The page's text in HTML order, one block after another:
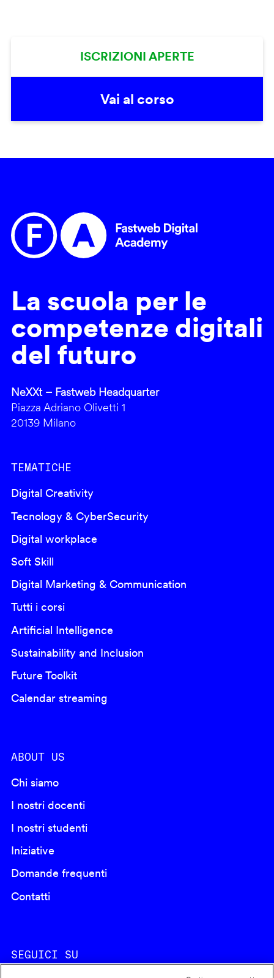
ISCRIZIONI APERTE
Vai al corso
La scuola per le
competenze digitali
del futuro
NeXXt – Fastweb Headquarter
Piazza Adriano Olivetti 1
20139 Milano
TEMATICHE
Digital Creativity
Tecnology & CyberSecurity
Digital workplace
Soft Skill
Digital Marketing & Communication
Tutti i corsi
Artificial Intelligence
Sustainability and Inclusion
Future Toolkit
Calendar streaming
ABOUT US
Chi siamo
I nostri docenti
I nostri studenti
Iniziative
Domande frequenti
Contatti
SEGUICI SU